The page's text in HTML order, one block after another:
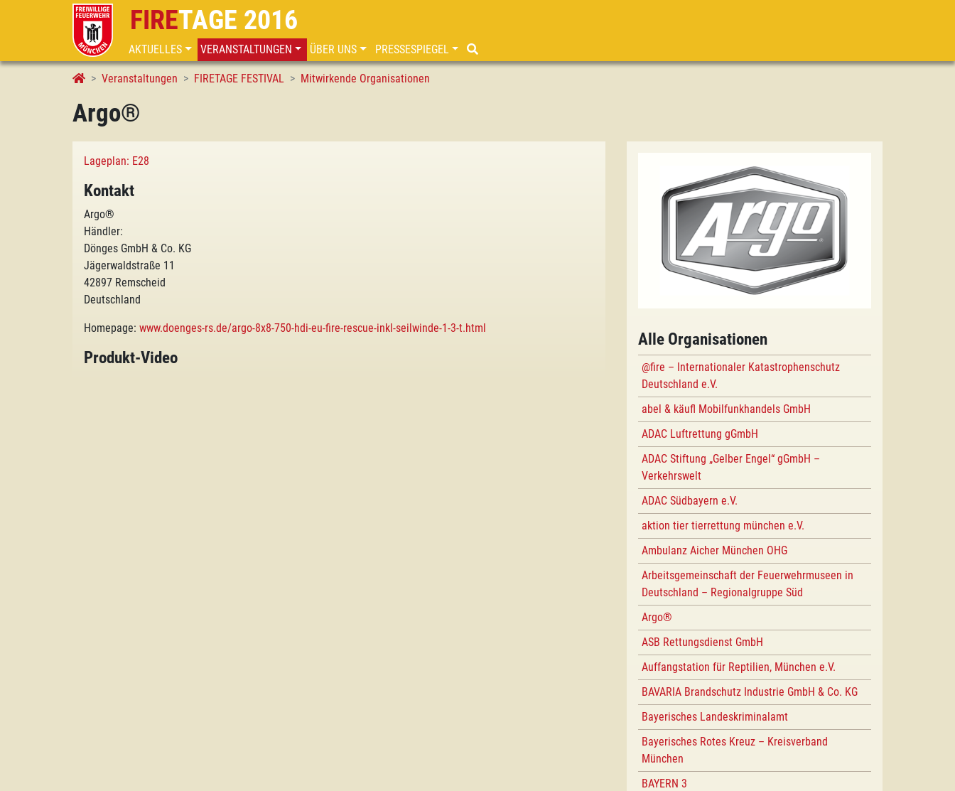
FIRETAGE 2016
AKTUELLES VERANSTALTUNGEN ÜBER UNS PRESSESPIEGEL
Veranstaltungen FIRETAGE FESTIVAL Mitwirkende Organisationen
Argo®
Argo®
Lageplan: E28
Kontakt
Argo®
Händler:
Dönges GmbH & Co. KG
Jägerwaldstraße 11
42897 Remscheid
Deutschland
Homepage: www.doenges-rs.de/argo-8x8-750-hdi-eu-fire-rescue-inkl-seilwinde-1-3-t.html
Produkt-Video
Alle Organisationen
@fire – Internationaler Katastrophenschutz
Deutschland e.V.
abel & käufl Mobilfunkhandels GmbH
ADAC Luftrettung gGmbH
ADAC Stiftung „Gelber Engel“ gGmbH –
Verkehrswelt
ADAC Südbayern e.V.
aktion tier tierrettung münchen e.V.
Ambulanz Aicher München OHG
Arbeitsgemeinschaft der Feuerwehrmuseen in
Deutschland – Regionalgruppe Süd
Argo®
ASB Rettungsdienst GmbH
Auffangstation für Reptilien, München e.V.
BAVARIA Brandschutz Industrie GmbH & Co. KG
Bayerisches Landeskriminalamt
Bayerisches Rotes Kreuz – Kreisverband
München
BAYERN 3